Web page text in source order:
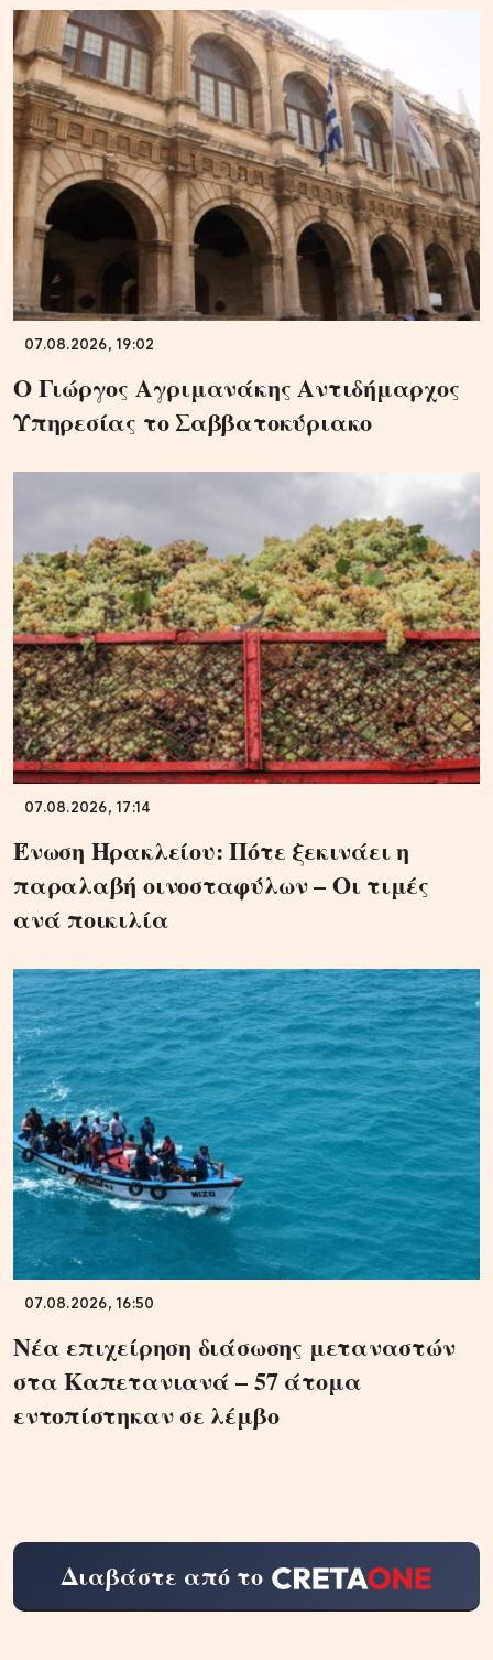
07.08.2026, 19:02
Ο Γιώργος Αγριμανάκης Αντιδήμαρχος
Υπηρεσίας το Σαββατοκύριακο
07.08.2026, 17:14
Ένωση Ηρακλείου: Πότε ξεκινάει η
παραλαβή οινοσταφύλων – Οι τιμές
ανά ποικιλία
07.08.2026, 16:50
Νέα επιχείρηση διάσωσης μεταναστών
στα Καπετανιανά – 57 άτομα
εντοπίστηκαν σε λέμβο
Διαβάστε από το